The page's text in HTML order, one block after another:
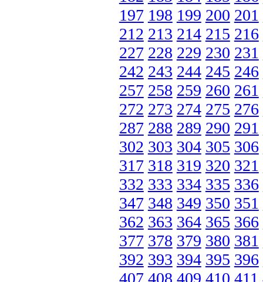
197 198 199 200 201
212 213 214 215 216
227 228 229 230 231
242 243 244 245 246
257 258 259 260 261
272 273 274 275 276
287 288 289 290 291
302 303 304 305 306
317 318 319 320 321
332 333 334 335 336
347 348 349 350 351
362 363 364 365 366
377 378 379 380 381
392 393 394 395 396
407 408 409 410 411